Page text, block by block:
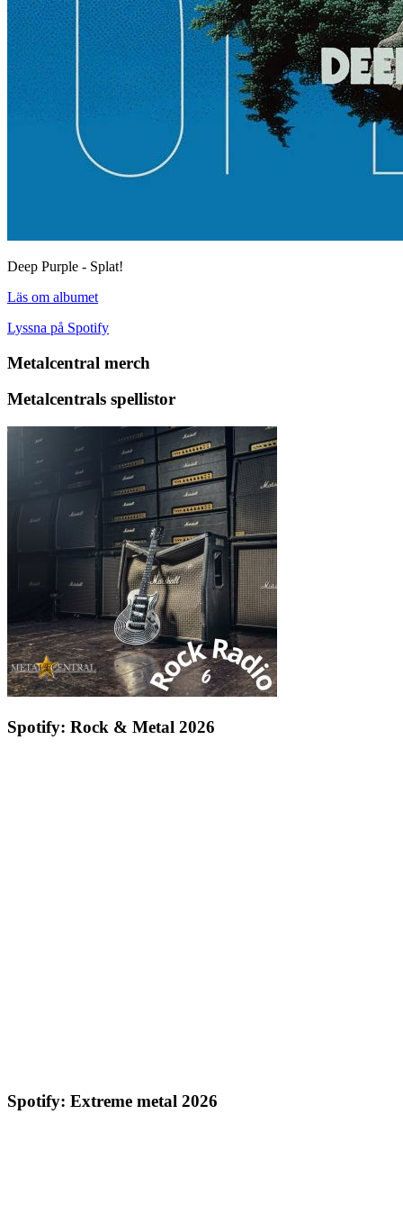
Deep Purple - Splat!
Läs om albumet
Lyssna på Spotify
Metalcentral merch
Metalcentrals spellistor
Spotify: Rock & Metal 2026
Spotify: Extreme metal 2026